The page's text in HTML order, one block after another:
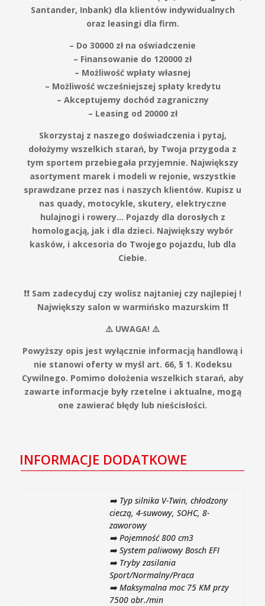
Santander, Inbank) dla klientów indywidualnych
oraz leasingi dla firm.
– Do 30000 zł na oświadczenie
– Finansowanie do 120000 zł
– Możliwość wpłaty własnej
– Możliwość wcześniejszej spłaty kredytu
– Akceptujemy dochód zagraniczny
– Leasing od 20000 zł
Skorzystaj z naszego doświadczenia i pytaj,
dołożymy wszelkich starań, by Twoja przygoda z
tym sportem przebiegała przyjemnie. Największy
asortyment marek i modeli w rejonie, wszystkie
sprawdzane przez nas i naszych klientów. Kupisz u
nas quady, motocykle, skutery, elektryczne
hulajnogi i rowery… Pojazdy dla dorosłych z
homologacją, jak i dla dzieci. Największy wybór
kasków, i akcesoria do Twojego pojazdu, lub dla
Ciebie.
❗️❗️ Sam zadecyduj czy wolisz najtaniej czy najlepiej !
Największy salon w warmińsko mazurskim ❗️❗️
⚠️ UWAGA! ⚠️
Powyższy opis jest wyłącznie informacją handlową i
nie stanowi oferty w myśl art. 66, § 1. Kodeksu
Cywilnego. Pomimo dołożenia wszelkich starań, aby
zawarte informacje były rzetelne i aktualne, mogą
one zawierać błędy lub nieścisłości.
INFORMACJE DODATKOWE
➡️ Typ silnika V-Twin, chłodzony
cieczą, 4-suwowy, SOHC, 8-
zaworowy
➡️ Pojemność 800 cm3
➡️ System paliwowy Bosch EFI
➡️ Tryby zasilania
Sport/Normalny/Praca
➡️ Maksymalna moc 75 KM przy
7500 obr./min